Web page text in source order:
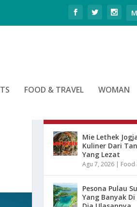
FOOD & TRAVEL WOMAN
Mie Lethek
Kuliner Dari
Yang Lezat
Agu 7, 2026 | Food
Pesona Pulau
Yang Banyak